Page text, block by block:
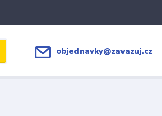
objednavky@zavazuj.cz